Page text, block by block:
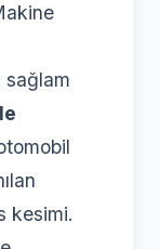
sağlam
kesimi.